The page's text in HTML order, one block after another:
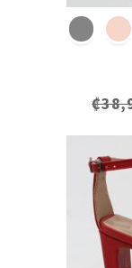
₡